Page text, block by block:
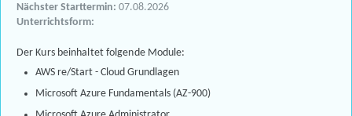
Nächster Starttermin: 07.08.2026
Unterrichtsform:
Der Kurs beinhaltet folgende Module:
AWS re/Start - Cloud Grundlagen
Microsoft Azure Fundamentals (AZ-900)